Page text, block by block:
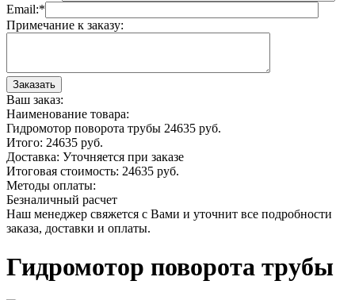
Email:*
Примечание к заказу:
Ваш заказ:
Наименование товара:
Гидромотор поворота трубы 24635 руб.
Итого: 24635 руб.
Доставка: Уточняется при заказе
Итоговая стоимость: 24635 руб.
Методы оплаты:
Безналичный расчет
Наш менеджер свяжется с Вами и уточнит все подробности
заказа, доставки и оплаты.
Гидромотор поворота трубы